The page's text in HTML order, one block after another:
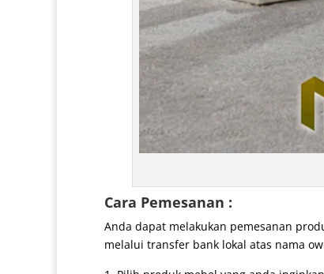
Cara Pemesanan :
Anda dapat melakukan pemesanan
melalui transfer bank lokal atas nama